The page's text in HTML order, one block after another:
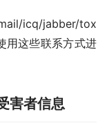
icq/jabber/tox
用这些联系方式进
害者信息